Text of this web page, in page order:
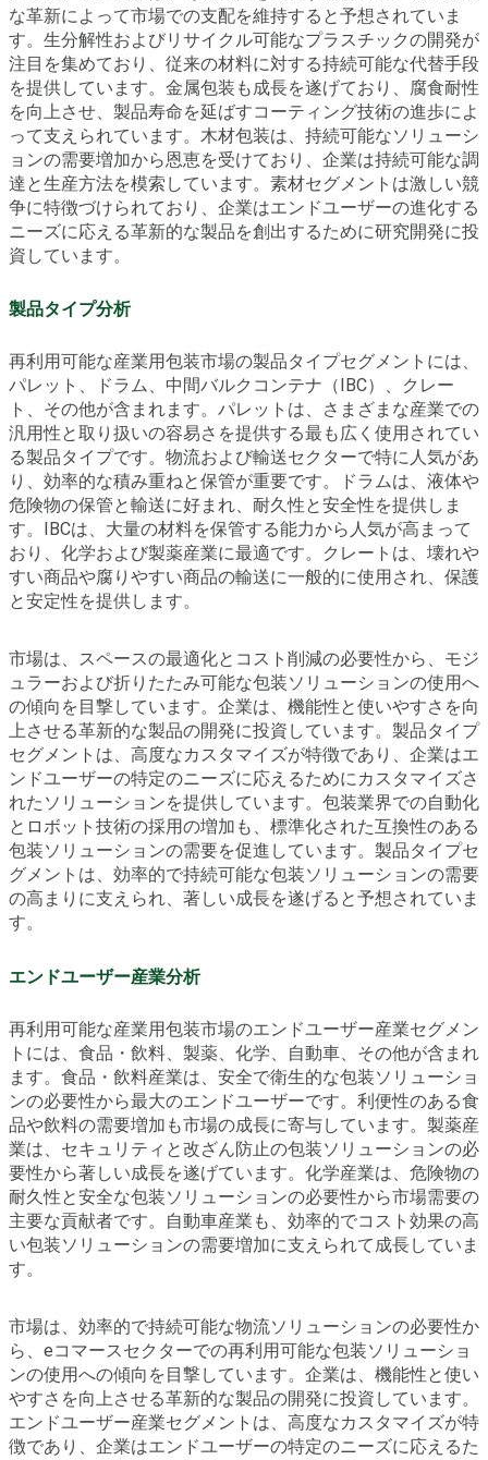
な革新によって市場での支配を維持すると予想されていま
す。生分解性およびリサイクル可能なプラスチックの開発が
注目を集めており、従来の材料に対する持続可能な代替手段
を提供しています。金属包装も成長を遂げており、腐食耐性
を向上させ、製品寿命を延ばすコーティング技術の進歩によ
って支えられています。木材包装は、持続可能なソリューシ
ョンの需要増加から恩恵を受けており、企業は持続可能な調
達と生産方法を模索しています。素材セグメントは激しい競
争に特徴づけられており、企業はエンドユーザーの進化する
ニーズに応える革新的な製品を創出するために研究開発に投
資しています。
製品タイプ分析
再利用可能な産業用包装市場の製品タイプセグメントには、
パレット、ドラム、中間バルクコンテナ（IBC）、クレー
ト、その他が含まれます。パレットは、さまざまな産業での
汎用性と取り扱いの容易さを提供する最も広く使用されてい
る製品タイプです。物流および輸送セクターで特に人気があ
り、効率的な積み重ねと保管が重要です。ドラムは、液体や
危険物の保管と輸送に好まれ、耐久性と安全性を提供しま
す。IBCは、大量の材料を保管する能力から人気が高まって
おり、化学および製薬産業に最適です。クレートは、壊れや
すい商品や腐りやすい商品の輸送に一般的に使用され、保護
と安定性を提供します。
市場は、スペースの最適化とコスト削減の必要性から、モジ
ュラーおよび折りたたみ可能な包装ソリューションの使用へ
の傾向を目撃しています。企業は、機能性と使いやすさを向
上させる革新的な製品の開発に投資しています。製品タイプ
セグメントは、高度なカスタマイズが特徴であり、企業はエ
ンドユーザーの特定のニーズに応えるためにカスタマイズさ
れたソリューションを提供しています。包装業界での自動化
とロボット技術の採用の増加も、標準化された互換性のある
包装ソリューションの需要を促進しています。製品タイプセ
グメントは、効率的で持続可能な包装ソリューションの需要
の高まりに支えられ、著しい成長を遂げると予想されていま
す。
エンドユーザー産業分析
再利用可能な産業用包装市場のエンドユーザー産業セグメン
トには、食品・飲料、製薬、化学、自動車、その他が含まれ
ます。食品・飲料産業は、安全で衛生的な包装ソリューショ
ンの必要性から最大のエンドユーザーです。利便性のある食
品や飲料の需要増加も市場の成長に寄与しています。製薬産
業は、セキュリティと改ざん防止の包装ソリューションの必
要性から著しい成長を遂げています。化学産業は、危険物の
耐久性と安全な包装ソリューションの必要性から市場需要の
主要な貢献者です。自動車産業も、効率的でコスト効果の高
い包装ソリューションの需要増加に支えられて成長していま
す。
市場は、効率的で持続可能な物流ソリューションの必要性か
ら、eコマースセクターでの再利用可能な包装ソリューショ
ンの使用への傾向を目撃しています。企業は、機能性と使い
やすさを向上させる革新的な製品の開発に投資しています。
エンドユーザー産業セグメントは、高度なカスタマイズが特
徴であり、企業はエンドユーザーの特定のニーズに応えるた